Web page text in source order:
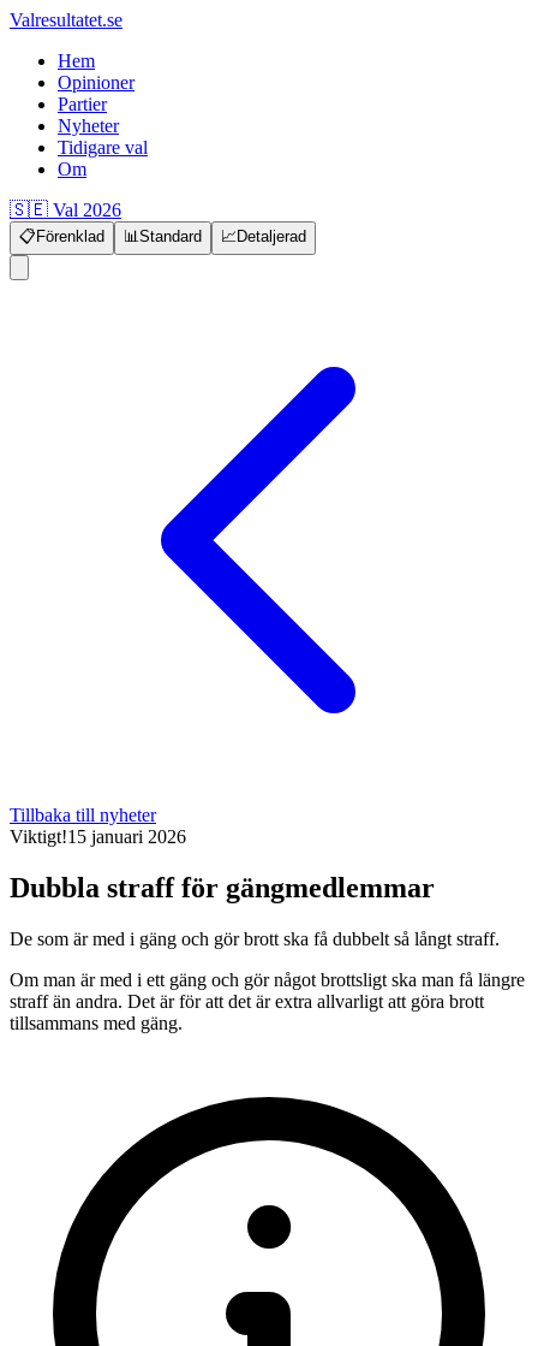
Valresultatet.se
Hem
Opinioner
Partier
Nyheter
Tidigare val
Om
🇸🇪 Val 2026
📋 Förenklad 📊Standard 📈Detaljerad
Tillbaka till nyheter
Viktigt!15 januari 2026
Dubbla straff för gängmedlemmar
De som är med i gäng och gör brott ska få dubbelt så långt straff.
Om man är med i ett gäng och gör något brottsligt ska man få längre
straff än andra. Det är för att det är extra allvarligt att göra brott
tillsammans med gäng.